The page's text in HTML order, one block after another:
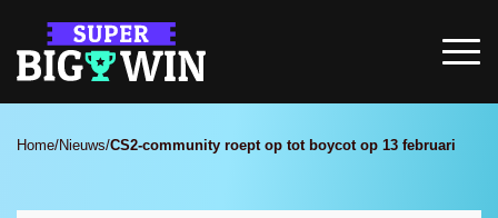
Home/Nieuws/CS2-community roept op tot boycot op 13 februari